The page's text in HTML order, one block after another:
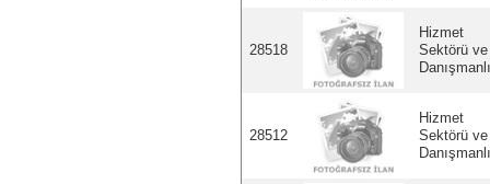
28518
Hizmet
Sektörü ve
28512
Hizmet
Sektörü ve